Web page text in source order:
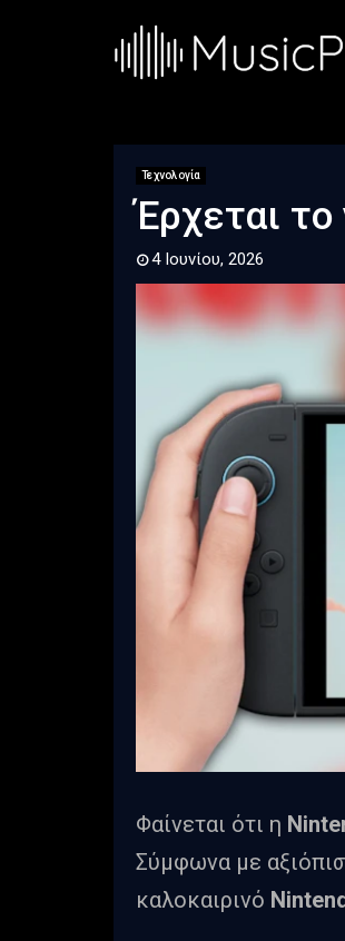
Τεχνολογία
Έρχεται
4 Ιουνίου, 2026
Φαίνεται ότι η
Σύμφωνα με
καλοκαιρινό